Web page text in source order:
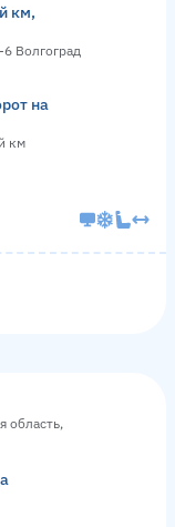
км,
Волгоград
на
км
область,